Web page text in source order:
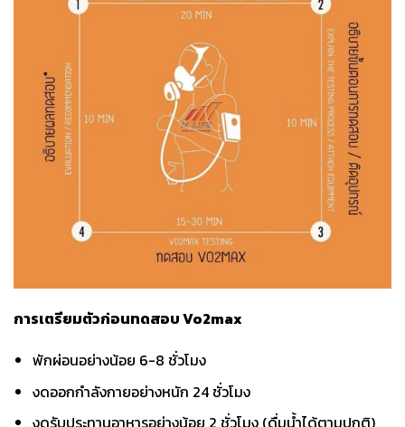
การเตรียมตัวก่อนทดสอบVo2max
พักผ่อนอย่างน้อย 6-8 ชั่วโมง
งดออกกำลังกายอย่างหนัก 24 ชั่วโมง
งดรับประทานอาหารอย่างน้อย 2 ชั่วโมง (ดื่มน้ำได้ตามปกติ)